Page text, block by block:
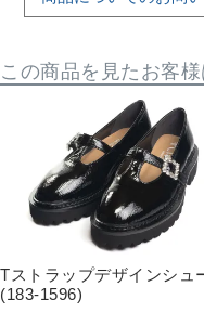
この商品を見たお客
Tストラップデザインシュ
(183-1596)